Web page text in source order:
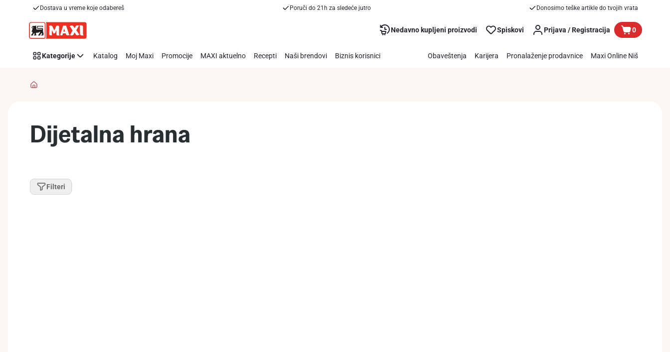
Dostava u vreme koje odabereš Poruči do 21h za sledeće jutro Donosimo teške artikle do tvojih vrata
Nedavno kupljeni proizvodi Spiskovi Prijava / Registracija 0
Kategorije Katalog Moj Maxi Promocije MAXI aktuelno Recepti Naši brendovi Biznis korisnici Obaveštenja Karijera Pronalaženje prodavnice Maxi Online Niš
Dijetalna hrana
Filteri